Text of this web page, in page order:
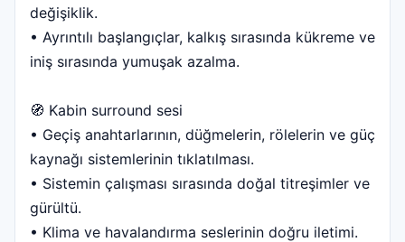
değişiklik.
• Ayrıntılı başlangıçlar, kalkış sırasında kükreme ve
iniş sırasında yumuşak azalma.
🧭 Kabin surround sesi
• Geçiş anahtarlarının, düğmelerin, rölelerin ve güç
kaynağı sistemlerinin tıklatılması.
• Sistemin çalışması sırasında doğal titreşimler ve
gürültü.
• Klima ve havalandırma seslerinin doğru iletimi.